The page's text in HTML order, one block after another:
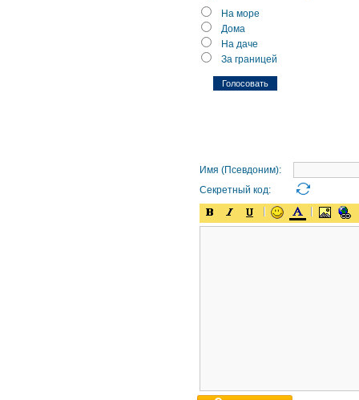
На море
Дома
На даче
За границей
Имя (Псевдоним):
Секретный код: